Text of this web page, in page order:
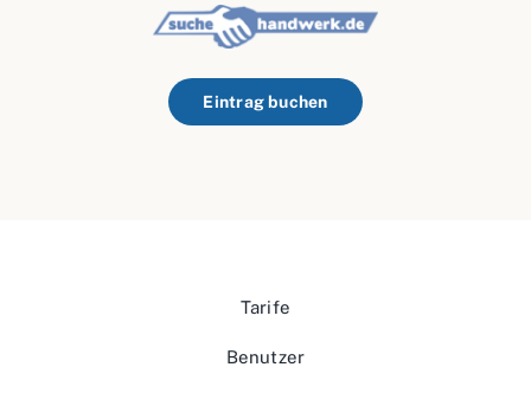
Eintrag buchen
Tarife
Benutzer